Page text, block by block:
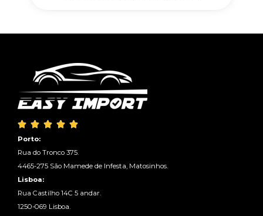
    
Porto:
Rua do Tronco 375.
4465-275 São Mamede de Infesta, Matosinhos.
Lisboa:
Rua Castilho 14C 5 andar.
1250-069 Lisboa.